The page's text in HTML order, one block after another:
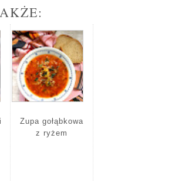
Zupa gołąbkowa
z ryżem